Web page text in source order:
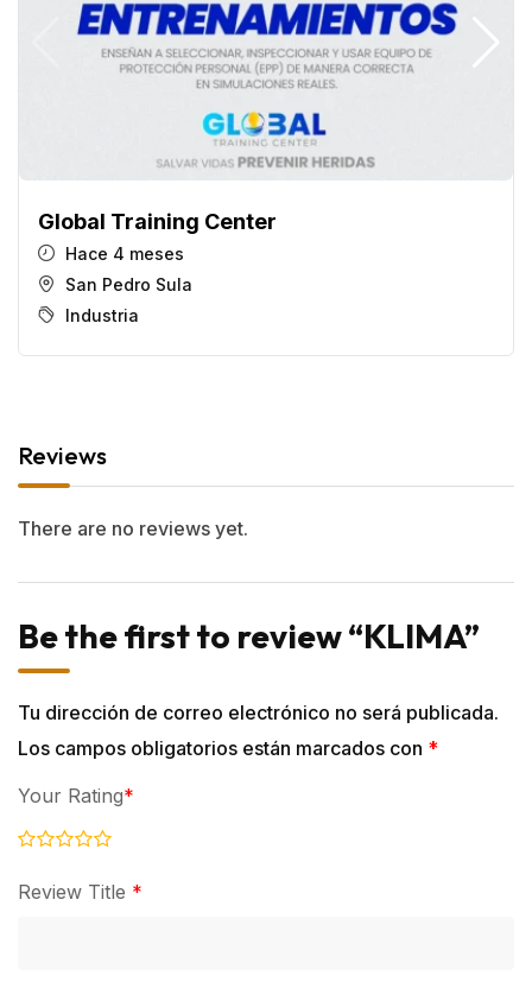
Global Training Center
Hace 4 meses
San Pedro Sula
Industria
Reviews
There are no reviews yet.
Be the first to review “KLIMA”
Tu dirección de correo electrónico no será publicada.
Los campos obligatorios están marcados con *
Review Title *
Your Rating*